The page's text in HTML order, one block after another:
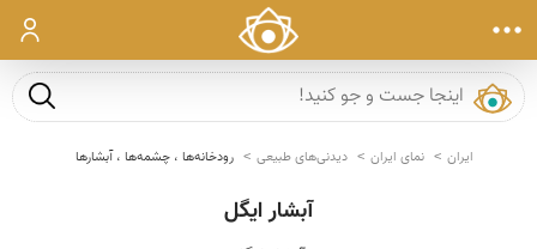
ورود
جست و
ایران نمای ایران دیدنی‌های طبیعی رودخانه‌ها ، چشمه‌ها ، آبشارها
آبشار ایگل